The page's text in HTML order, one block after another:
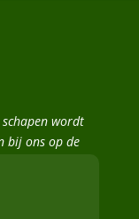
schapen wordt
bij ons op de